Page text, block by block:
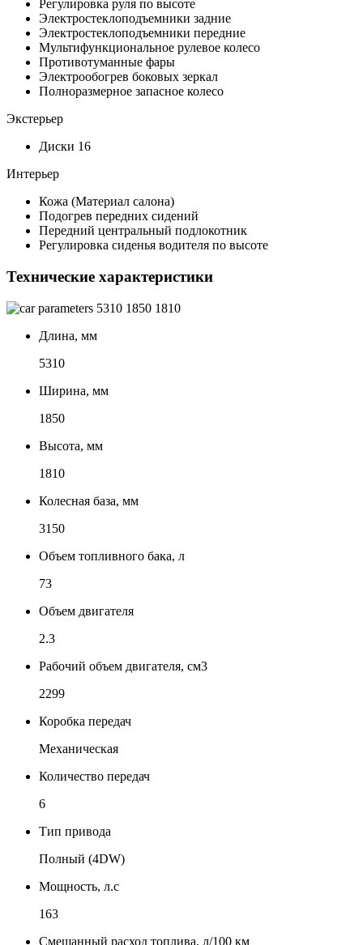
Регулировка руля по высоте
Электростеклоподъемники задние
Электростеклоподъемники передние
Мультифункциональное рулевое колесо
Противотуманные фары
Электрообогрев боковых зеркал
Полноразмерное запасное колесо
Экстерьер
Диски 16
Интерьер
Кожа (Материал салона)
Подогрев передних сидений
Передний центральный подлокотник
Регулировка сиденья водителя по высоте
Технические характеристики
5310 1850 1810
Длина, мм
5310
Ширина, мм
1850
Высота, мм
1810
Колесная база, мм
3150
Объем топливного бака, л
73
Объем двигателя
2.3
Рабочий объем двигателя, см3
2299
Коробка передач
Механическая
Количество передач
6
Тип привода
Полный (4DW)
Мощность, л.с
163
Смешанный расход топлива, л/100 км